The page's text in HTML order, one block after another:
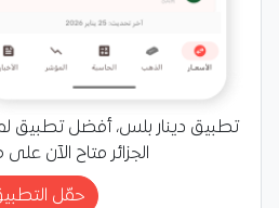
تطبيق دينار بلس، أفضل تطبيق
الجزائر متاح الآن
حمّل